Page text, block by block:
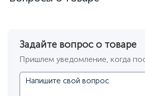
Задайте вопрос о товаре
Пришлем уведомление, когда